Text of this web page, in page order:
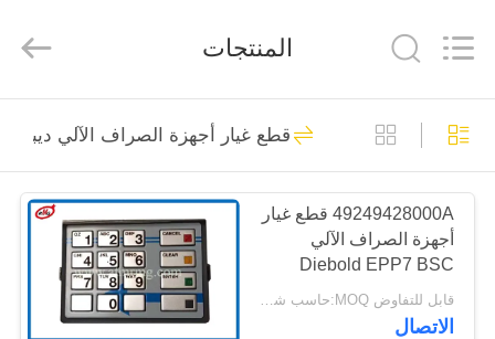
الصفحة
الرئيسية
المنتجات
حولنا
Science
Ltd..
Rights
Reserved.
قطع غيار أجهزة
الصراف الآلي
932
المنتجات
قطع غيار أجهزة الصراف الآلي ديبولد
49249428000A قطع غيار
أجهزة الصراف الآلي
Diebold EPP7 BSC
MDL LGE ST STL HTR
قابل للتفاوض MOQ:حاسب شخصي 1
الاتصال